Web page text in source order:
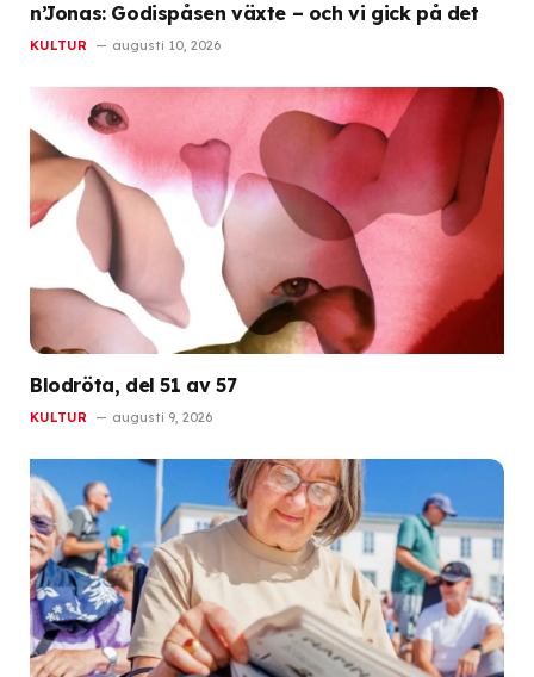
n’Jonas: Godispåsen växte – och vi gick på det
KULTUR augusti 10, 2026
Blodröta, del 51 av 57
KULTUR augusti 9, 2026